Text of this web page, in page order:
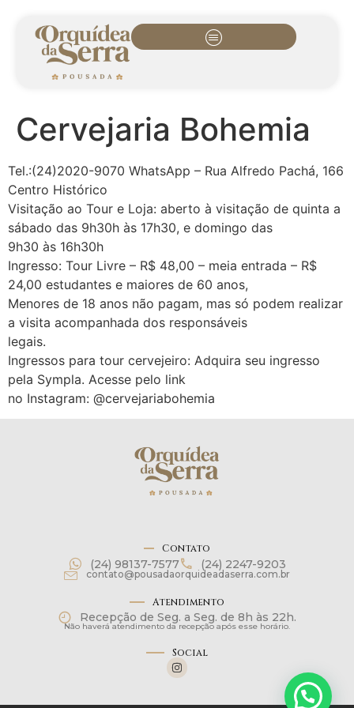
Cervejaria Bohemia
Tel.:(24)2020-9070 WhatsApp – Rua Alfredo Pachá, 166
Centro Histórico
Visitação ao Tour e Loja: aberto à visitação de quinta a
sábado das 9h30h às 17h30, e domingo das
9h30 às 16h30h
Ingresso: Tour Livre – R$ 48,00 – meia entrada – R$
24,00 estudantes e maiores de 60 anos,
Menores de 18 anos não pagam, mas só podem realizar
a visita acompanhada dos responsáveis
legais.
Ingressos para tour cervejeiro: Adquira seu ingresso
pela Sympla. Acesse pelo link
no Instagram: @cervejariabohemia
Contato
(24) 98137-7577 (24) 2247-9203
contato@pousadaorquideadaserra.com.br
Atendimento
Recepção de Seg. a Seg. de 8h às 22h.
Não haverá atendimento da recepção após esse horário.
Social